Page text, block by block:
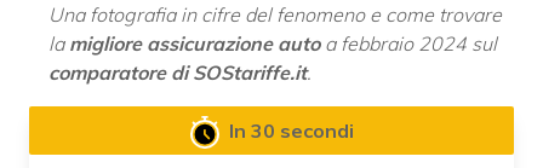
Una fotografia in cifre del fenomeno e come trovare
la migliore assicurazione autoa febbraio 2024 sul
comparatore di SOStariffe.it.
In 30 secondi